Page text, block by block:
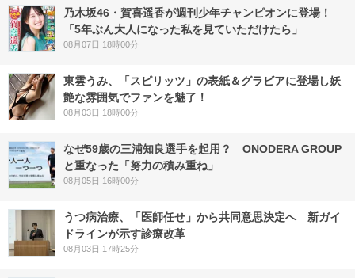
乃木坂46・賀喜遥香が週刊少年チャンピオンに登場！
「5年ぶん大人になった私を見ていただけたら」
08月07日 18時00分
東雲うみ、「スピリッツ」の表紙＆グラビアに登場し妖
艶な雰囲気でファンを魅了！
08月03日 18時00分
なぜ59歳の三浦知良選手を起用？ ONODERA GROUP
と重なった「努力の積み重ね」
08月05日 16時00分
うつ病治療、「医師任せ」から共同意思決定へ 新ガイ
ドラインが示す診療改革
08月03日 17時25分